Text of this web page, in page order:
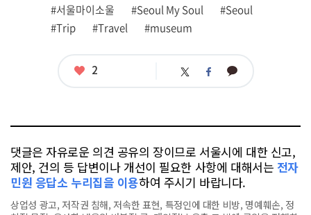
#서울마이소울
#Seoul My Soul
#Seoul
#Trip
#Travel #museum
좋
2 트 페 카
댓글은 자유로운 의견 공유의 장이므로 서울시에 대한 신고,
제안, 건의 등 답변이나 개선이 필요한 사항에 대해서는 전자
민원 응답소 누리집을 이용하여 주시기 바랍니다.
상업성 광고, 저작권 침해, 저속한 표현, 특정인에 대한 비방, 명예훼손, 정